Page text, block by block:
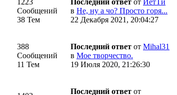
1223
Сообщений
38 Тем
Последний ответ от ЙетТи
в Не, ну а чо? Просто горя...
22 Декабря 2021, 20:04:27
388
Сообщений
11 Тем
Последний ответ от Mihal31
в Мое творчество.
19 Июля 2020, 21:26:30
Последний ответ от